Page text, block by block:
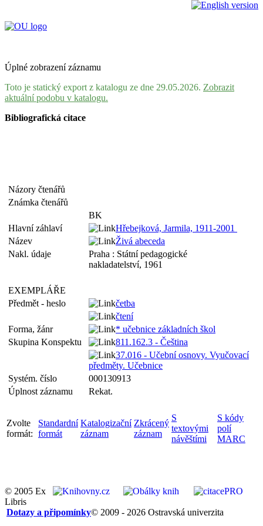
Úplné zobrazení záznamu
Toto je statický export z katalogu ze dne 29.05.2026. Zobrazit
aktuální podobu v katalogu.
Bibliografická citace
Názory čtenářů
Známka čtenářů
BK
Hlavní záhlaví
Hřebejková, Jarmila, 1911-2001
Název
Živá abeceda
Nakl. údaje
Praha : Státní pedagogické
nakladatelství, 1961
EXEMPLÁŘE
Předmět - heslo
četba
čtení
Forma, žánr
* učebnice základních škol
Skupina Konspektu
811.162.3 - Čeština
37.016 - Učební osnovy. Vyučovací
předměty. Učebnice
Systém. číslo
000130913
Úplnost záznamu
Rekat.
Zvolte
formát:
Standardní
formát
Katalogizační
záznam
Zkrácený
záznam
S
textovými
návěštími
S kódy
polí
MARC
© 2005 Ex
Libris
© 2009 - 2026 Ostravská univerzita
Dotazy a připomínky